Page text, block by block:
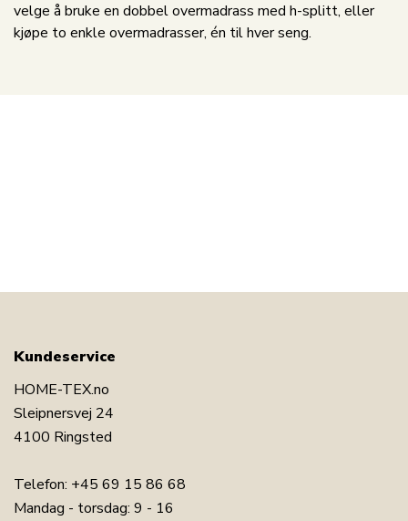
velge å bruke en dobbel overmadrass med h-splitt, eller
kjøpe to enkle overmadrasser, én til hver seng.
Kundeservice
HOME-TEX.no
Sleipnersvej 24
4100 Ringsted
Telefon: +45 69 15 86 68
Mandag - torsdag: 9 - 16